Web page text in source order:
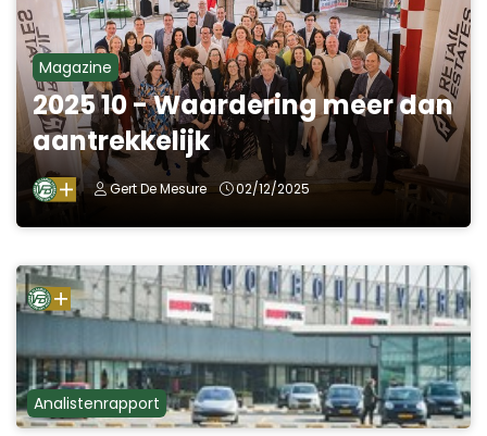
Magazine
2025 10 - Waardering meer dan
aantrekkelijk
Gert De Mesure 02/12/2025
Analistenrapport